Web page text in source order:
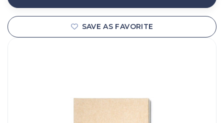
SAVE AS FAVORITE